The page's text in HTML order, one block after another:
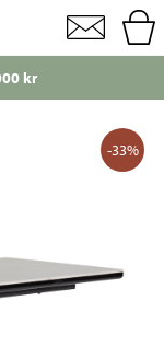
kr
-33%